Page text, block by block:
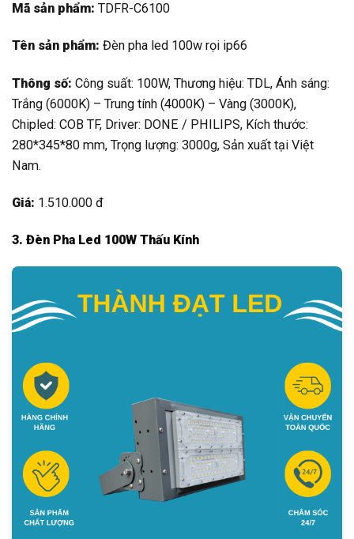
Mã sản phẩm: TDFR-C6100
Tên sản phẩm: Đèn pha led 100w rọi ip66
Thông số: Công suất: 100W, Thương hiệu: TDL, Ánh sáng:
Trắng (6000K) – Trung tính (4000K) – Vàng (3000K),
Chipled: COB TF, Driver: DONE / PHILIPS, Kích thước:
280*345*80 mm, Trọng lượng: 3000g, Sản xuất tại Việt
Nam.
Giá: 1.510.000 đ
3. Đèn Pha Led 100W Thấu Kính